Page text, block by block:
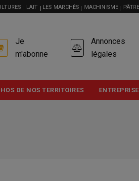
LAIT LES MARCHÉS MACHINISME PÂTRE
Je
m'abonne
Annonces
légales
DE NOS TERRITOIRES